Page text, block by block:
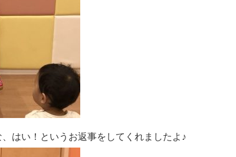
はい！というお返事をしてくれましたよ♪